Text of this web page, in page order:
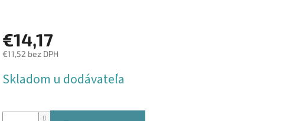
€14,17
€11,52 bez DPH
cena:
Skladom u dodávateľa